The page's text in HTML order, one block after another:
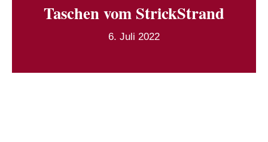
Taschen vom StrickStrand
6. Juli 2022